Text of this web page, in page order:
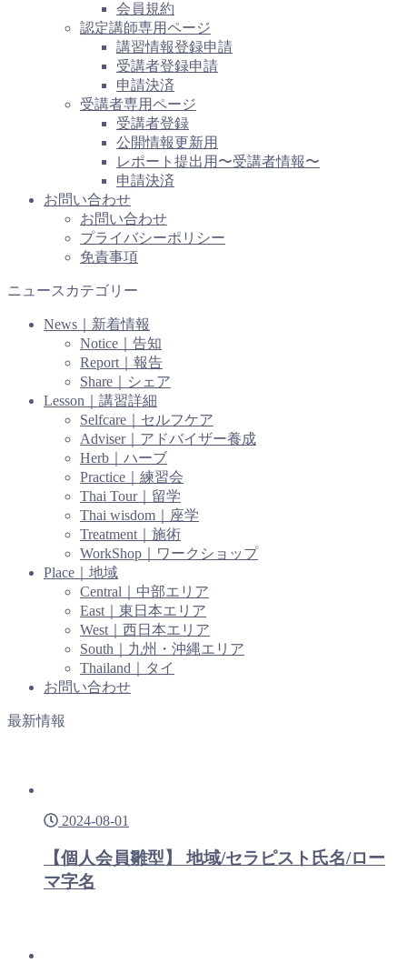
会員規約
認定講師専用ページ
講習情報登録申請
受講者登録申請
申請決済
受講者専用ページ
受講者登録
公開情報更新用
レポート提出用〜受講者情報〜
申請決済
お問い合わせ
お問い合わせ
プライバシーポリシー
免責事項
ニュースカテゴリー
News｜新着情報
Notice｜告知
Report｜報告
Share｜シェア
Lesson｜講習詳細
Selfcare｜セルフケア
Adviser｜アドバイザー養成
Herb｜ハーブ
Practice｜練習会
Thai Tour｜留学
Thai wisdom｜座学
Treatment｜施術
WorkShop｜ワークショップ
Place｜地域
Central｜中部エリア
East｜東日本エリア
West｜西日本エリア
South｜九州・沖縄エリア
Thailand｜タイ
お問い合わせ
最新情報
2024-08-01
【個人会員雛型】 地域/セラピスト氏名/ロー
マ字名